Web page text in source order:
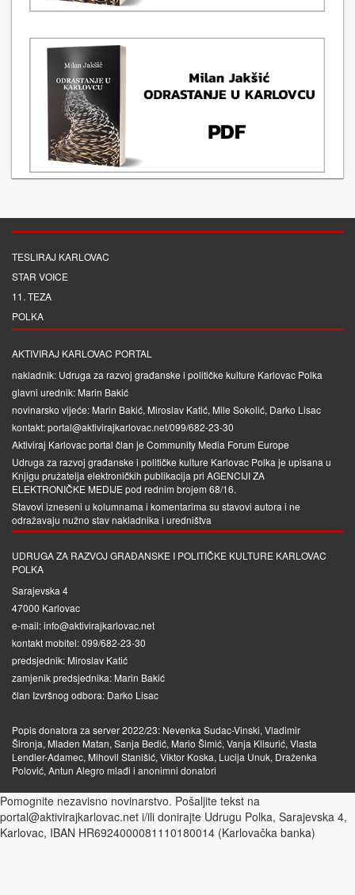
TESLIRAJ KARLOVAC
STAR VOICE
11. TEZA
POLKA
AKTIVIRAJ KARLOVAC PORTAL
nakladnik: Udruga za razvoj građanske i političke kulture Karlovac Polka
glavni urednik: Marin Bakić
novinarsko vijeće: Marin Bakić, Miroslav Katić, Mile Sokolić, Darko Lisac
kontakt: portal@aktivirajkarlovac.net/099/682-23-30
Aktiviraj Karlovac portal član je Community Media Forum Europe
Udruga za razvoj građanske i političke kulture Karlovac Polka je upisana u
Knjigu pružatelja elektroničkih publikacija pri AGENCIJI ZA
ELEKTRONIČKE MEDIJEpod rednim brojem 68/16.
Stavovi izneseni u kolumnama i komentarima su stavovi autora i ne
odražavaju nužno stav nakladnika i uredništva
UDRUGA ZA RAZVOJ GRAĐANSKE I POLITIČKE KULTURE KARLOVAC
POLKA
Sarajevska 4
47000 Karlovac
e-mail: info@aktivirajkarlovac.net
kontakt mobitel: 099/682-23-30
predsjednik: Miroslav Katić
zamjenik predsjednika: Marin Bakić
član Izvršnog odbora: Darko Lisac
Popis donatora za server 2022/23: Nevenka Sudac-Vinski, Vladimir
Šironja, Mladen Matan, Sanja Bedić, Mario Šimić, Vanja Klisurić, Vlasta
Lendler-Adamec, Mihovil Stanišić, Viktor Koska, Lucija Unuk, Draženka
Polović, Antun Alegro mlađi i anonimni donatori
Pomognite nezavisno novinarstvo. Pošaljite tekst na
portal@aktivirajkarlovac.net i/ili donirajte Udrugu Polka, Sarajevska 4,
Karlovac, IBAN HR6924000081110180014 (Karlovačka banka)